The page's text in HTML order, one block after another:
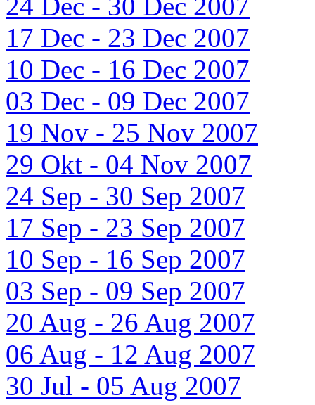
17 Dec - 23 Dec 2007
10 Dec - 16 Dec 2007
03 Dec - 09 Dec 2007
19 Nov - 25 Nov 2007
29 Okt - 04 Nov 2007
24 Sep - 30 Sep 2007
17 Sep - 23 Sep 2007
10 Sep - 16 Sep 2007
03 Sep - 09 Sep 2007
20 Aug - 26 Aug 2007
06 Aug - 12 Aug 2007
30 Jul - 05 Aug 2007